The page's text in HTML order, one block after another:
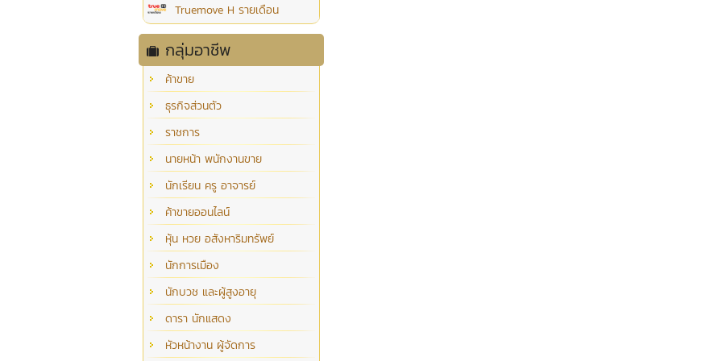
Truemove H รายเดือน
กลุ่มอาชีพ
ค้าขาย
ธุรกิจส่วนตัว
ราชการ
นายหน้า พนักงานขาย
นักเรียน ครู อาจารย์
ค้าขายออนไลน์
หุ้น หวย อสังหาริมทรัพย์
นักการเมือง
นักบวช และผู้สูงอายุ
ดารา นักแสดง
หัวหน้างาน ผู้จัดการ